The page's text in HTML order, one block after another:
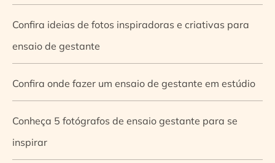
Confira ideias de fotos inspiradoras e criativas para
ensaio de gestante
Confira onde fazer um ensaio de gestante em estúdio
Conheça 5 fotógrafos de ensaio gestante para se
inspirar